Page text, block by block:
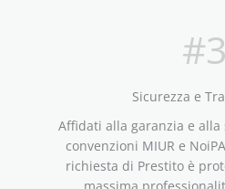
#3
Sicurezza e
Affidati alla garanzia e alla
convenzioni MIUR e
richiesta di Prestito è
massima